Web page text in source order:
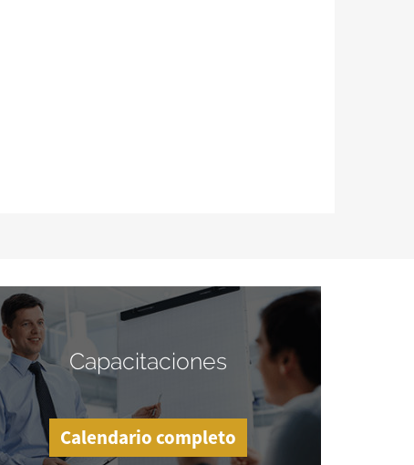
Capacitaciones
Calendario completo